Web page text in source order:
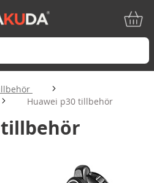
Huawei p30 tillbehör
tillbehör